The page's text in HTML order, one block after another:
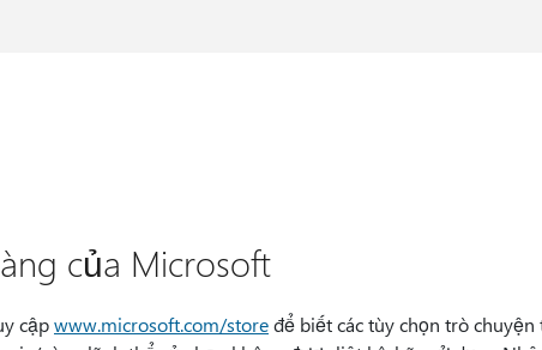
của Microsoft
cậpwww.microsoft.com/stoređể biết các tùy chọn trò